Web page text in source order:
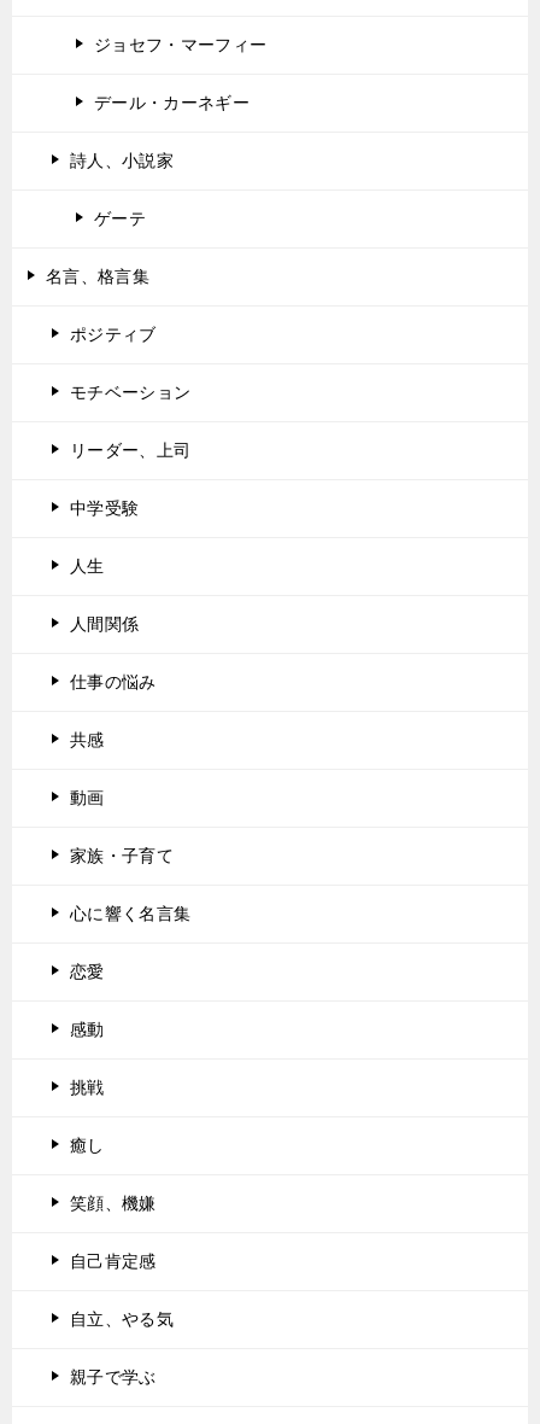
ジョセフ・マーフィー
デール・カーネギー
詩人、小説家
ゲーテ
名言、格言集
ポジティブ
モチベーション
リーダー、上司
中学受験
人生
人間関係
仕事の悩み
共感
動画
家族・子育て
心に響く名言集
恋愛
感動
挑戦
癒し
笑顔、機嫌
自己肯定感
自立、やる気
親子で学ぶ